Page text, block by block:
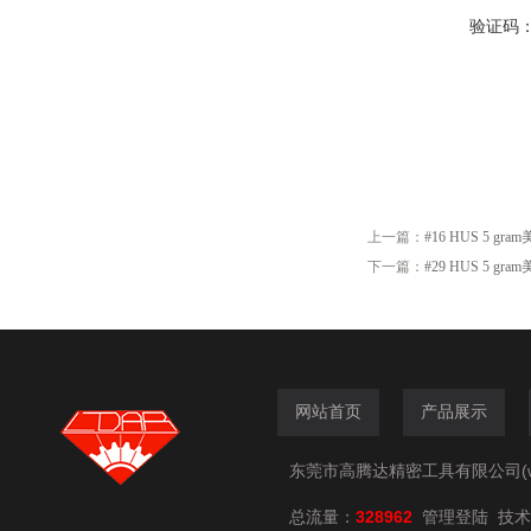
验证码
上一篇： #16 HUS 5 gram
下一篇： #29 HUS 5 gram
网站首页 产品展示
东莞市高腾达精密工具有限公司
总流量： 328962 管理登陆 技